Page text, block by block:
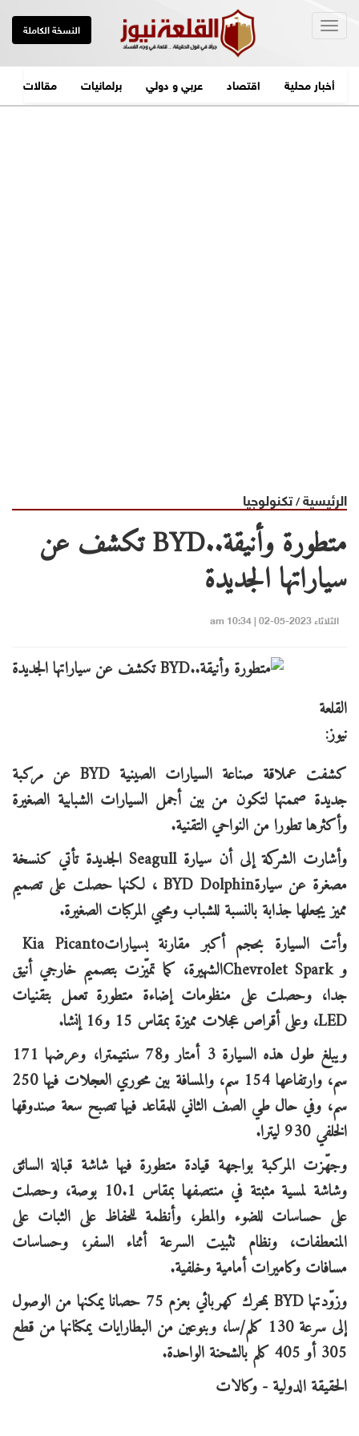
النسخة الكاملة
أخبار محلية اقتصاد عربي و دولي برلمانيات مقالات
الرئيسية/تكنولوجيا
متطورة وأنيقة..BYD تكشف عن
سياراتها الجديدة
الثلاثاء 2023-05-02 | 10:34 am
القلعة
نيوز:
كشفت عملاقة صناعة السيارات الصينية BYD عن مركبة
جديدة صممتها لتكون من بين أجمل السيارات الشبابية الصغيرة
وأكثرها تطورا من النواحي التقنية.
وأشارت الشركة إلى أن سيارة Seagull الجديدة تأتي كنسخة
مصغرة عن سيارةBYD Dolphin ، لكنها حصلت على تصميم
مميز يجعلها جذابة بالنسبة للشباب ومحبي المركبات الصغيرة.
وأتت السيارة بحجم أكبر مقارنة بسياراتKia Picanto
وChevrolet Sparkالشهيرة، كما تميّزت بتصميم خارجي أنيق
جدا، وحصلت على منظومات إضاءة متطورة تعمل بتقنيات
LED، وعلى أقراص عجلات مميزة بمقاس 15 و16 إنشا
.
ويبلغ طول هذه السيارة 3 أمتار و78 سنتيمترا، وعرضها 171
سم، وارتفاعها 154 سم، والمسافة بين محوري العجلات فيها 250
سم، وفي حال طي الصف الثاني للمقاعد فيها تصبح سعة صندوقها
الخلفي 930 ليترا
.
وجهّزت المركبة بواجهة قيادة متطورة فيها شاشة قبالة السائق
وشاشة لمسية مثبتة في منتصفها بمقاس 10.1 بوصة، وحصلت
على حساسات للضوء والمطر، وأنظمة للحفاظ على الثبات على
المنعطفات، ونظام تثبيت السرعة أثناء السفر، وحساسات
مسافات وكاميرات أمامية وخلفية.
وزوّدتهاBYD
بمحرك كهربائي بعزم 75 حصانا يمكنها من الوصول
إلى سرعة 130 كلم/سا، وبنوعين من البطارايات يمكنانها من قطع
305 أو 405 كلم بالشحنة الواحدة
.
الحقيقة الدولية - وكالات